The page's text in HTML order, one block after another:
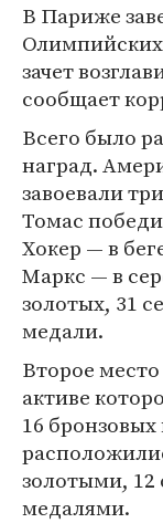
В Париже
зачет
сообщает
Всего было
наград.
завоевали
Томас
Хокер — в
Маркс — в
золотых, 31
медали.
Второе
активе
16
золотыми,
медалями.